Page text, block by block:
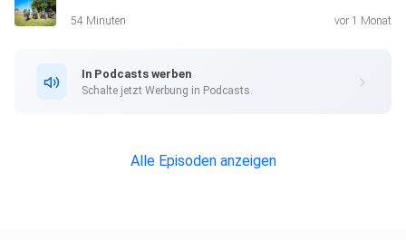
54 Minuten vor 1 Monat
In Podcasts werben
Schalte jetzt Werbung in Podcasts.
Alle Episoden anzeigen